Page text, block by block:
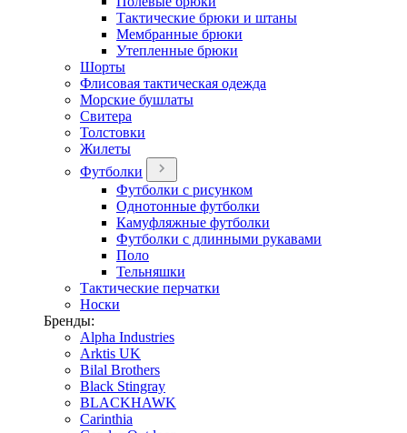
Тактические брюки и штаны
Мембранные брюки
Утепленные брюки
Шорты
Флисовая тактическая одежда
Морские бушлаты
Свитера
Толстовки
Жилеты
Футболки
Футболки с рисунком
Однотонные футболки
Камуфляжные футболки
Футболки с длинными рукавами
Поло
Тельняшки
Тактические перчатки
Носки
Бренды:
Alpha Industries
Arktis UK
Bilal Brothers
Black Stingray
BLACKHAWK
Carinthia